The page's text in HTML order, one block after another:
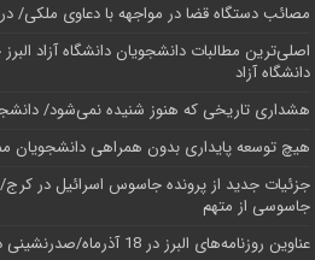
مصائب دستگاه قضا در مواجهه با دعاوی ملکی/
اصلی‌ترین مطالبات دانشجویان دانشگاه آزاد
دانشگاه آز‌اد
هشداری تاریخی که هنوز شنیده نمی‌شود/
هیچ توسعه پایداری بدون همراهی
جزئیات جدید از پرونده جاسوس اسرائیل در
جاسوسی از متهم
عناوین روزنامه‌های البرز در ‌18 آذرماه/صدرنشینی در ارائه خدمات زایمان بی‌درد